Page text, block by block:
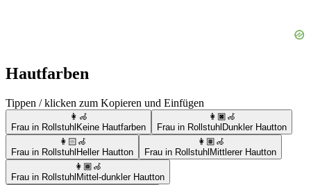
Hautfarben
Tippen / klicken zum Kopieren und Einfügen
👩‍🦽
Frau in RollstuhlKeine Hautfarben
👩🏿‍🦽
Frau in RollstuhlDunkler Hautton
👩🏻‍🦽
Frau in RollstuhlHeller Hautton
👩🏽‍🦽
Frau in RollstuhlMittlerer Hautton
👩🏾‍🦽
Frau in RollstuhlMittel-dunkler Hautton